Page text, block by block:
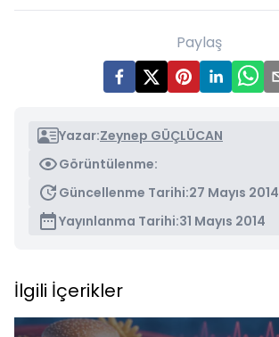
Paylaş
Yazar:Zeynep GÜÇLÜCAN
Görüntülenme:
Güncellenme Tarihi:27 Mayıs 2014
Yayınlanma Tarihi:31 Mayıs 2014
İlgili İçerikler